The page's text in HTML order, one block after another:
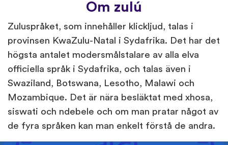
Om zulú
Zuluspråket, som innehåller klickljud, talas i
provinsen KwaZulu-Natal i Sydafrika. Det har det
högsta antalet modersmålstalare av alla elva
officiella språk i Sydafrika, och talas även i
Swaziland, Botswana, Lesotho, Malawi och
Mozambique. Det är nära besläktat med xhosa,
siswati och ndebele och om man pratar något av
de fyra språken kan man enkelt förstå de andra.